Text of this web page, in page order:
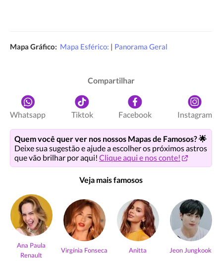
Mapa Gráfico: Mapa Esférico: | Panorama Geral
Compartilhar
Whatsapp Tiktok Facebook Instagram
Quem você quer ver nos nossos Mapas de Famosos? 🌟
Deixe sua sugestão e ajude a escolher os próximos astros
que vão brilhar por aqui! Clique aqui e nos conte!
Veja mais famosos
Ana Paula
Renault
Virgínia Fonseca Anitta Jeon Jungkook